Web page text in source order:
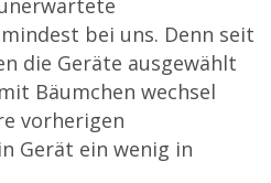
bei uns. Denn seit
die Geräte ausgewählt
Bäumchen wechsel
vorherigen
Gerät ein wenig in